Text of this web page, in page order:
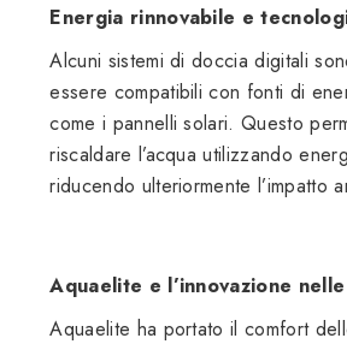
Energia rinnovabile e
Alcuni sistemi di doccia digitali
essere compatibili con fonti di
come i pannelli solari. Questo
riscaldare l’acqua utilizzando
riducendo ulteriormente l’impatto
Aquaelite e l’innovazione
Aquaelite ha portato il comfort